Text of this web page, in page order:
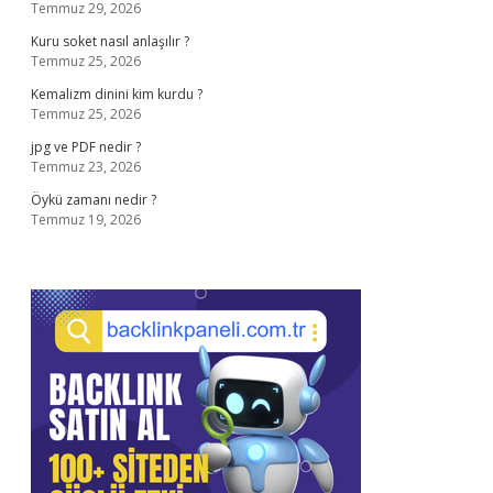
Temmuz 29, 2026
Kuru soket nasıl anlaşılır ?
Temmuz 25, 2026
Kemalizm dinini kim kurdu ?
Temmuz 25, 2026
jpg ve PDF nedir ?
Temmuz 23, 2026
Öykü zamanı nedir ?
Temmuz 19, 2026